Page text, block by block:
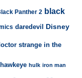
Panther 2 black
daredevil Disney
strange in the
hawkeye hulk iron man